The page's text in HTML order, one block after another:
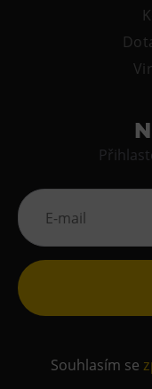
Kroužky pro děti
Souhlasím se